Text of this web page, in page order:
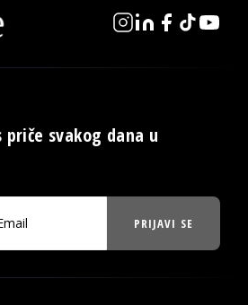
svakog dana u
PRIJAVI SE